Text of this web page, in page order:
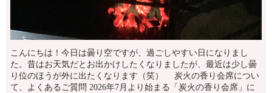
こんにちは！今日は曇り空ですが、過ごしやすい日になりまし
た。昔はお天気だとお出かけしたくなりましたが、最近は少し曇
り位のほうが外に出たくなります（笑） 炭火の香り会席につい
て、よくあるご質問 2026年7月より始まる「炭火の香り会席」に